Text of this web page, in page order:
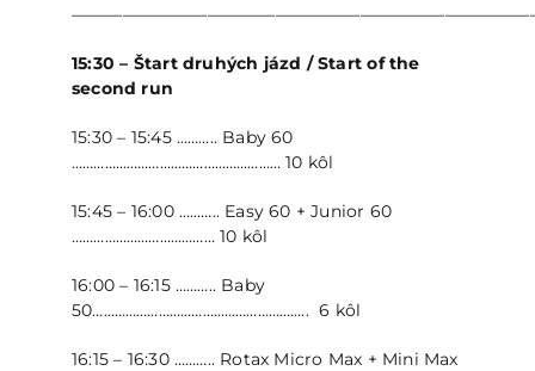
15:30 – Štart druhých jázd / Start of the
second run
15:30 – 15:45 ……….. Baby 60
………………………………………………… 10 kôl
15:45 – 16:00 ……….. Easy 60 + Junior 60
………………………………… 10 kôl
16:00 – 16:15 ……….. Baby
50………………………………………………….. 6 kôl
16:15 – 16:30 ……….. Rotax Micro Max + Mini Max